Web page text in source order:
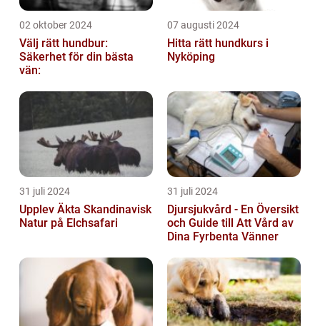
02 oktober 2024
Välj rätt hundbur:
Säkerhet för din bästa
vän:
07 augusti 2024
Hitta rätt hundkurs i
Nyköping
31 juli 2024
Upplev Äkta Skandinavisk
Natur på Elchsafari
31 juli 2024
Djursjukvård - En Översikt
och Guide till Att Vård av
Dina Fyrbenta Vänner